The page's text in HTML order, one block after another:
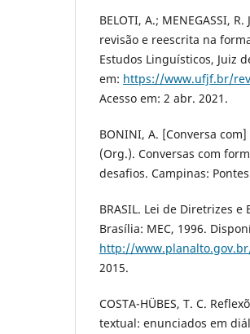
BELOTI, A.; MENEGASSI,
revisão e reescrita na
Estudos Linguísticos, Juiz
em: https://www.ufjf.br/
Acesso em: 2 abr. 2021.
BONINI, A. [Conversa com]
(Org.). Conversas com
desafios. Campinas:
BRASIL. Lei de Diretrizes
Brasília: MEC, 1996.
http://
2015.
COSTA-HÜBES, T. C.
textual: enunciados em